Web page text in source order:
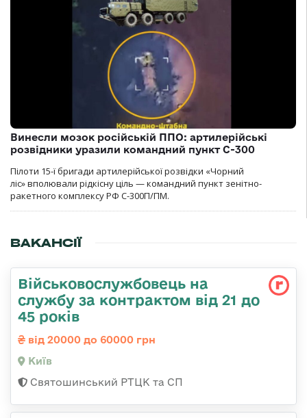
Винесли мозок російській ППО: артилерійські
розвідники уразили командний пункт С-300
Пілоти 15-ї бригади артилерійської розвідки «Чорний
ліс» вполювали рідкісну ціль — командний пункт зенітно-
ракетного комплексу РФ С-300П/ПМ.
ВАКАНСІЇ
Військовослужбовець на
службу за контрактом від 21 до
45 років
від 20000 до 60000 грн
Київ
Святошинський РТЦК та СП